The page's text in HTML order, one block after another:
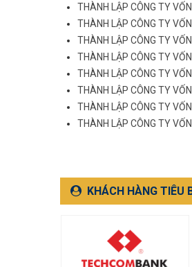
THÀNH LẬP CÔNG TY
THÀNH LẬP CÔNG TY
THÀNH LẬP CÔNG TY
THÀNH LẬP CÔNG TY
THÀNH LẬP CÔNG TY
THÀNH LẬP CÔNG TY
THÀNH LẬP CÔNG TY
THÀNH LẬP CÔNG TY
KHÁCH HÀNG TIÊU